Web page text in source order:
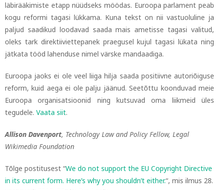
läbirääkimiste etapp nüüdseks möödas. Euroopa parlament peab
kogu reformi tagasi lükkama. Kuna tekst on nii vastuoluline ja
paljud saadikud loodavad saada mais ametisse tagasi valitud,
oleks tark direktiiviettepanek praegusel kujul tagasi lükata ning
jätkata tööd lahenduse nimel värske mandaadiga.
Euroopa jaoks ei ole veel liiga hilja saada positiivne autoriõiguse
reform, kuid aega ei ole palju jäänud. Seetõttu koonduvad meie
Euroopa organisatsioonid ning kutsuvad oma liikmeid üles
tegudele. Vaata siit.
Allison Davenport, Technology Law and Policy Fellow, Legal
Wikimedia Foundation
Tõlge postitusest “We do not support the EU Copyright Directive
in its current form. Here’s why you shouldn’t either.“, mis ilmus 28.